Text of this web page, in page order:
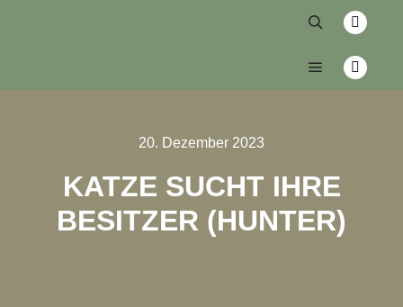
20. Dezember 2023
KATZE SUCHT IHRE
BESITZER (HUNTER)